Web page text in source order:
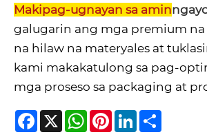
Makipag-ugnayan sa amin
galugarin ang mga premium
na hilaw na materyales at
kami makakatulong sa pag-
mga proseso sa packaging at
Facebook
X WhatsApp
Pinterest
LinkedIn